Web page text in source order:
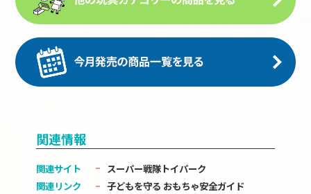
関連情報
関連サイト
スーパー戦隊トイパーク
関連リンク
子どもを守る おもちゃ安全ガイド